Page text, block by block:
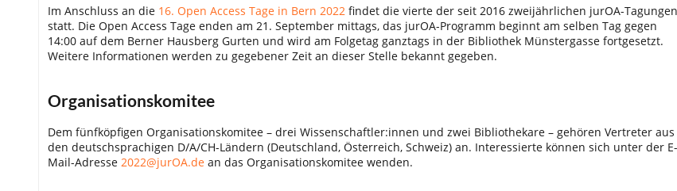
21.–
22.9.2022
Im Anschluss an die 16. Open Access Tage in Bern 2022 findet die vierte der seit 2016 zweijährlichen jurOA-Tagungen
statt. Die Open Access Tage enden am 21. September mittags, das jurOA-Programm beginnt am selben Tag gegen
14:00 auf dem Berner Hausberg Gurten und wird am Folgetag ganztags in der Bibliothek Münstergasse fortgesetzt.
Weitere Informationen werden zu gegebener Zeit an dieser Stelle bekannt gegeben.
Organisationskomitee
Dem fünfköpfigen Organisationskomitee – drei Wissenschaftler:innen und zwei Bibliothekare – gehören Vertreter aus
den deutschsprachigen D/A/CH-Ländern (Deutschland, Österreich, Schweiz) an. Interessierte können sich unter der E-
Mail-Adresse 2022@jurOA.de an das Organisationskomitee wenden.